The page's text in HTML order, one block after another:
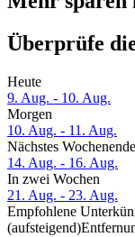
Überprüfe
Heute
9. Aug. - 10. Aug.
Morgen
10. Aug. - 11. Aug.
Nächstes Wochenende
14. Aug. - 16. Aug.
In zwei Wochen
21. Aug. - 23. Aug.
Empfohlene
(aufsteigend)